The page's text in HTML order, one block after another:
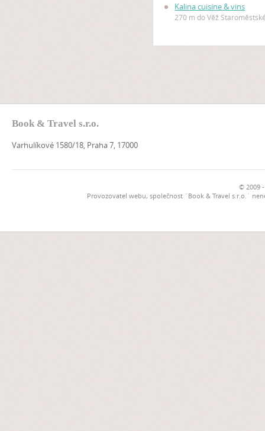
Kalina cuisine & vins
270 m do Věž
Book & Travel s.r.o.
Varhulíkové 1580/18, Praha 7, 17000
© 2009
Provozovatel webu, společnost `Book & Travel s.r.o.`